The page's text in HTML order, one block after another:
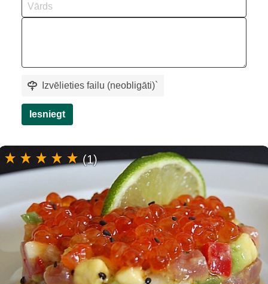
Izvēlieties failu (neobligāti)`
Iesniegt
(1)